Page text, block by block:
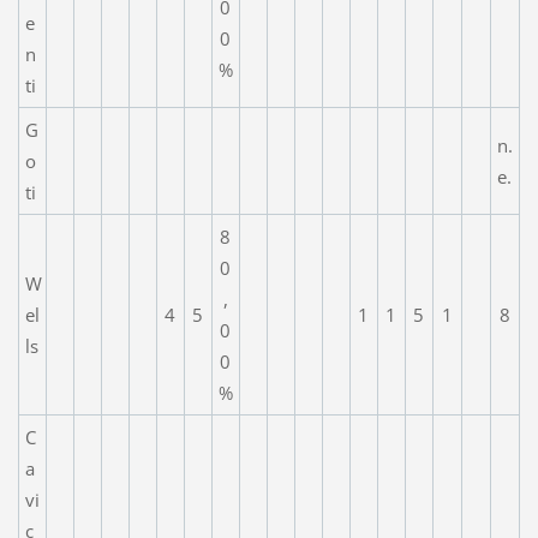
e
n
ti
0
0
%
G
o
ti
n.
e.
W
el
ls
4 5
8
0
,
0
0
%
1 1 5 1 8
C
a
vi
c